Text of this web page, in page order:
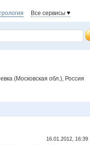
Все сервисы
(Московская обл.), Россия
16.01.2012, 16:39